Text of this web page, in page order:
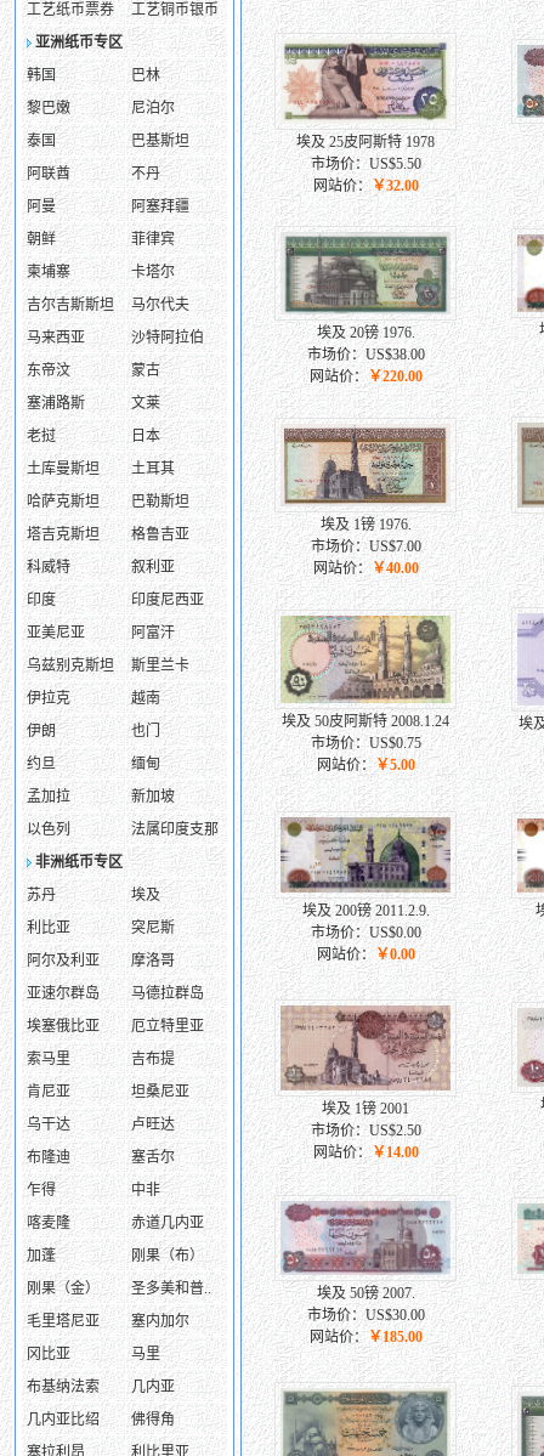
工艺纸币票券
工艺铜币银币
亚洲纸币专区
韩国
巴林
黎巴嫩
尼泊尔
泰国
巴基斯坦
阿联酋
不丹
阿曼
阿塞拜疆
朝鲜
菲律宾
柬埔寨
卡塔尔
吉尔吉斯斯坦
马尔代夫
马来西亚
沙特阿拉伯
东帝汶
蒙古
塞浦路斯
文莱
老挝
日本
土库曼斯坦
土耳其
哈萨克斯坦
巴勒斯坦
塔吉克斯坦
格鲁吉亚
科威特
叙利亚
印度
印度尼西亚
亚美尼亚
阿富汗
乌兹别克斯坦
斯里兰卡
伊拉克
越南
伊朗
也门
约旦
缅甸
孟加拉
新加坡
以色列
法属印度支那
非洲纸币专区
苏丹
埃及
利比亚
突尼斯
阿尔及利亚
摩洛哥
亚速尔群岛
马德拉群岛
埃塞俄比亚
厄立特里亚
索马里
吉布提
肯尼亚
坦桑尼亚
乌干达
卢旺达
布隆迪
塞舌尔
乍得
中非
喀麦隆
赤道几内亚
加蓬
刚果（布）
刚果（金）
圣多美和普..
毛里塔尼亚
塞内加尔
冈比亚
马里
布基纳法索
几内亚
几内亚比绍
佛得角
塞拉利昂
利比里亚
埃及 25皮阿斯特 1978
市场价：US$5.50
网站价：￥32.00
埃及 20镑 1976.
市场价：US$38.00
网站价：￥220.00
埃及 1镑 1976.
市场价：US$7.00
网站价： ￥40.00
埃及 50皮阿斯特 2008.1.24
市场价：US$0.75
网站价： ￥5.00
埃
埃及 200镑 2011.2.9.
市场价：US$0.00
网站价： ￥0.00
埃及 1镑 2001
市场价：US$2.50
网站价：￥14.00
埃及 50镑 2007.
市场价：US$30.00
网站价：￥185.00